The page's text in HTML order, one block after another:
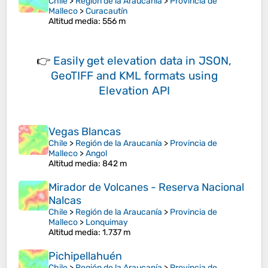
Malleco >Curacautín
Altitud media: 556 m
👉 Easily get elevation data in JSON,
GeoTIFF and KML formats using
Elevation API
Vegas Blancas
Chile > Región de la Araucanía > Provincia de
Malleco >Angol
Altitud media: 842 m
Mirador de Volcanes - Reserva Nacional
Nalcas
Chile > Región de la Araucanía > Provincia de
Malleco > Lonquimay
Altitud media: 1.737 m
Pichipellahuén